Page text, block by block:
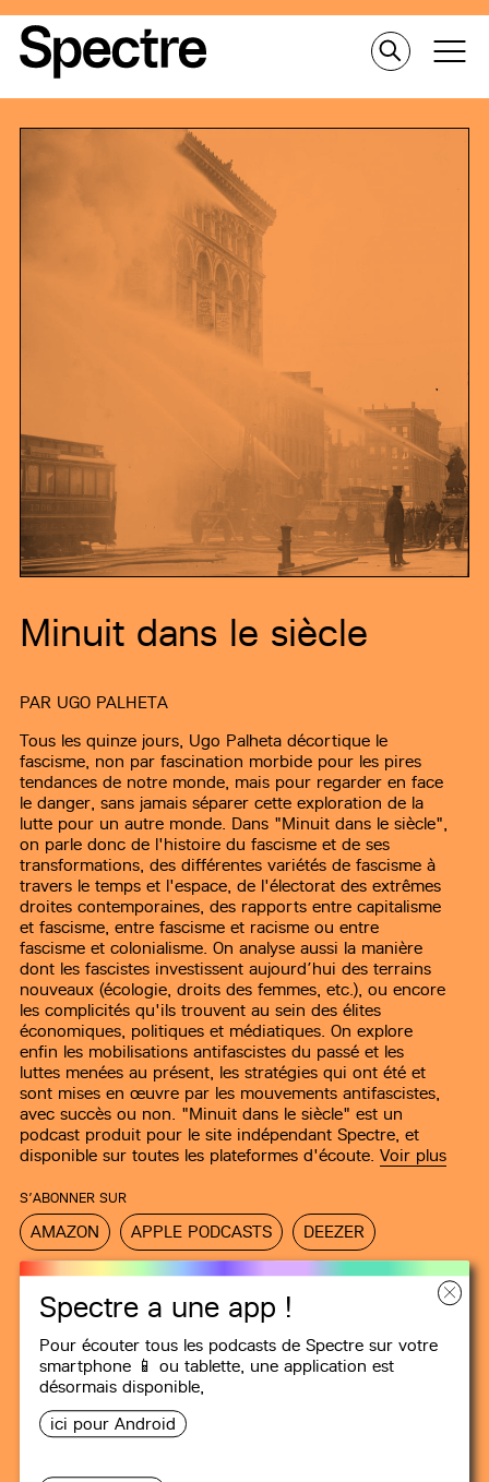
Spectre a une app !
Pour écouter tous les podcasts de Spectre sur votre
smartphone 📱 ou tablette, uneapplication est
désormais disponible,
ici pour Android
Minuit dans le siècle
PAR UGO PALHETA
Tous les quinze jours, Ugo Palheta décortique le
fascisme, non par fascination morbide pour les pires
tendances de notre monde, mais pour regarder en face
le danger, sans jamais séparer cette exploration de la
lutte pour un autre monde. Dans "Minuit dans le siècle",
on parle donc de l'histoire du fascisme et de ses
transformations, des différentes variétés de fascisme à
travers le temps et l'espace, de l'électorat des extrêmes
droites contemporaines, des rapports entre capitalisme
et fascisme, entre fascisme et racisme ou entre
fascisme et colonialisme. On analyse aussi la manière
dont les fascistes investissent aujourd’hui des terrains
nouveaux (écologie, droits des femmes, etc.), ou encore
les complicités qu'ils trouvent au sein des élites
économiques, politiques et médiatiques. On explore
enfin les mobilisations antifascistes du passé et les
luttes menées au présent, les stratégies qui ont été et
sont mises en œuvre par les mouvements antifascistes,
avec succès ou non. "Minuit dans le siècle" est un
podcast produit pour le site indépendant Spectre, et
disponible sur toutes les plateformes d'écoute.Voir plus
S’ABONNER SUR
AMAZON APPLE PODCASTS DEEZER
GOOGLE PODCASTS SPOTIFY